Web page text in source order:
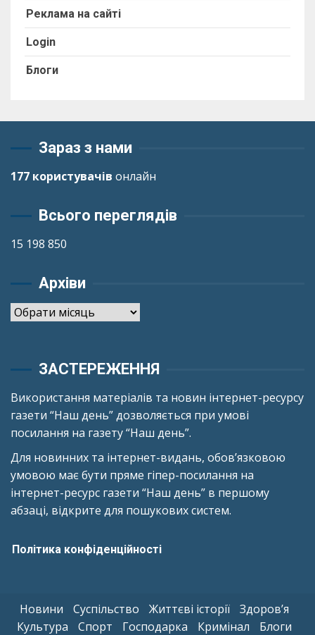
Реклама на сайті
Login
Блоги
Зараз з нами
177 користувачів онлайн
Всього переглядів
15 198 850
Архіви
Архіви
ЗАСТЕРЕЖЕННЯ
Використання матеріалів та новин інтернет-ресурсу
газети “Наш день” дозволяється при умові
посилання на газету “Наш день”.
Для новинних та інтернет-видань, обов’язковою
умовою має бути пряме гіпер-посилання на
інтернет-ресурс газети “Наш день” в першому
абзаці, відкрите для пошукових систем.
Політика конфіденційності
Новини Суспільство Життєві історії
Здоров’я
Культура
Спорт Господарка Кримінал Блоги